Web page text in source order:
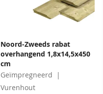
Noord-Zweeds rabat
overhangend 1,8x14,5x450
cm
Geïmpregneerd
Vurenhout